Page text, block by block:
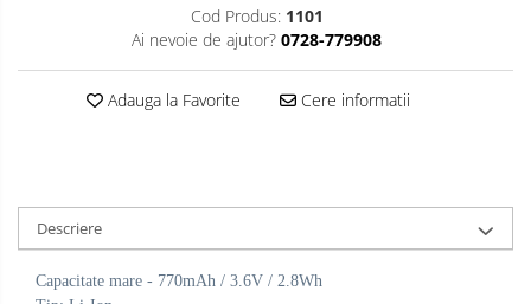
Cod Produs: 1101
Ai nevoie de ajutor? 0728-779908
Adauga la Favorite Cere informatii
Descriere
Capacitate mare - 770mAh / 3.6V / 2.8Wh